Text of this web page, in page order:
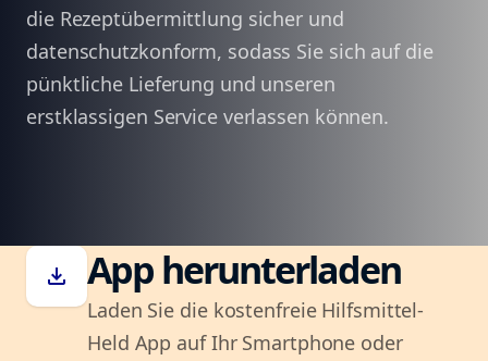
die Rezeptübermittlung sicher und
datenschutzkonform, sodass Sie sich auf die
pünktliche Lieferung und unseren
erstklassigen Service verlassen können.
download App herunterladen
Laden Sie die kostenfreie Hilfsmittel-
Held App auf Ihr Smartphone oder